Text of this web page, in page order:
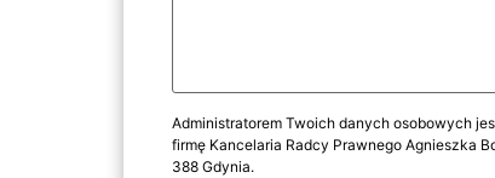
Administratorem Twoich danych osobowych
firmę Kancelaria Radcy Prawnego Agnieszka
388 Gdynia.